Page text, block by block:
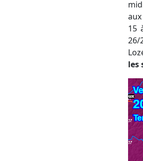
15
26/
les